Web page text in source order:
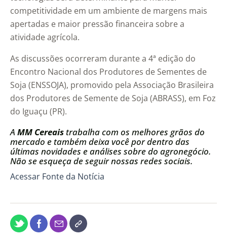
competitividade em um ambiente de margens mais
apertadas e maior pressão financeira sobre a
atividade agrícola.
As discussões ocorreram durante a 4ª edição do
Encontro Nacional dos Produtores de Sementes de
Soja (ENSSOJA), promovido pela Associação Brasileira
dos Produtores de Semente de Soja (ABRASS), em Foz
do Iguaçu (PR).
A MM Cereais trabalha com os melhores grãos do
mercado e também deixa você por dentro das
últimas novidades e análises sobre do agronegócio.
Não se esqueça de seguir nossas redes sociais.
Acessar Fonte da Notícia